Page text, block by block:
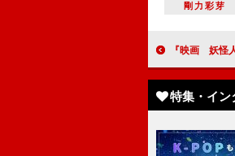
剛力彩芽
『映画 妖怪人間
特集・イン